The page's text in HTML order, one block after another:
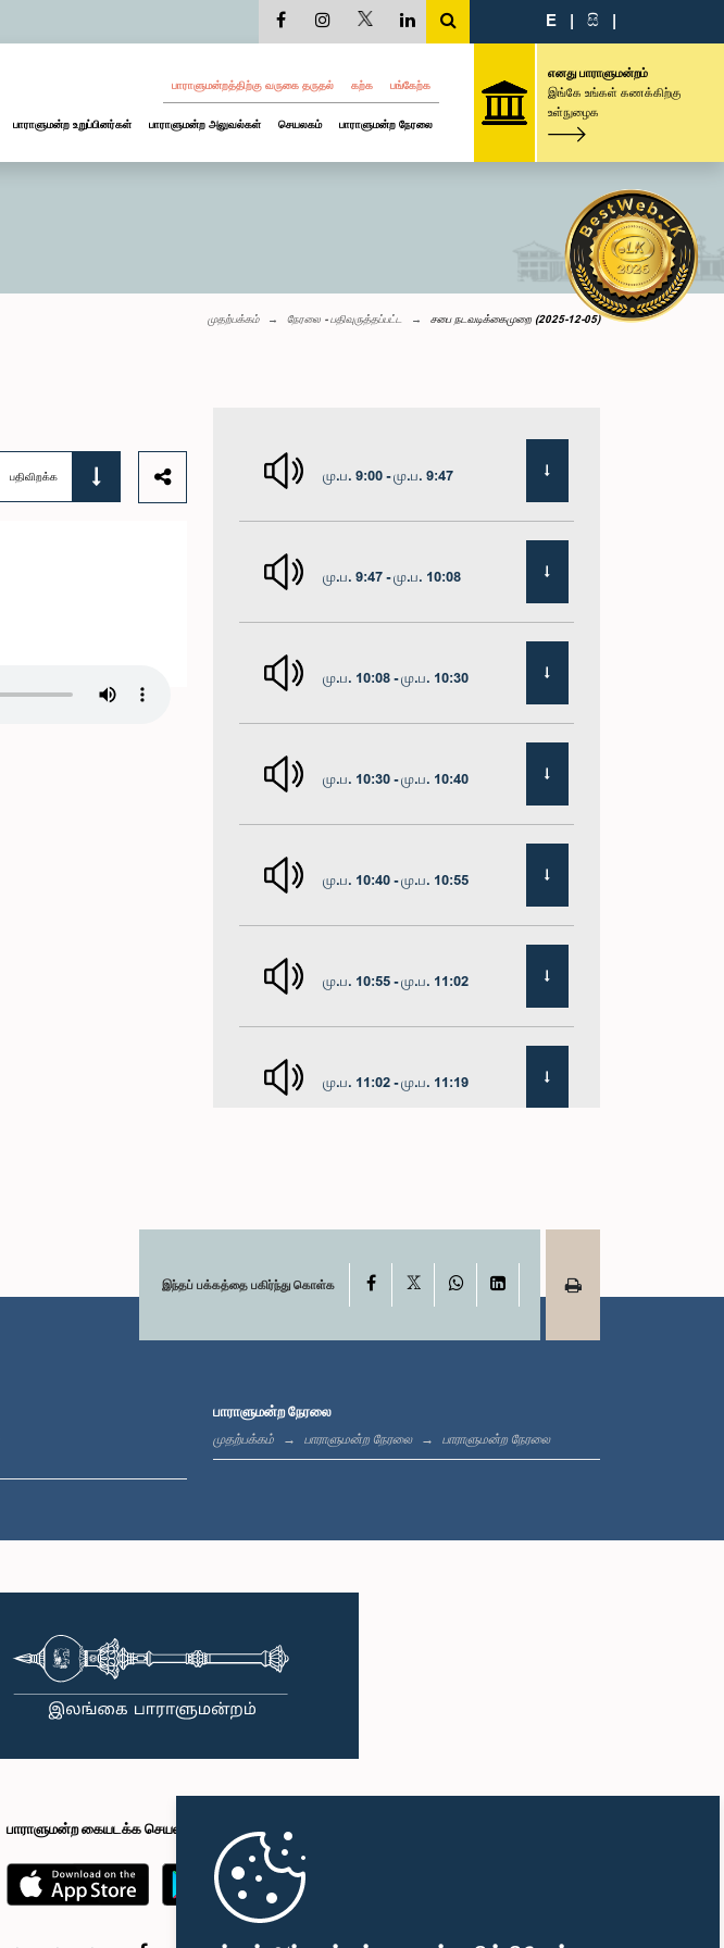
E | සි |
பாராளுமன்றத்திற்கு வருகை தருதல் கற்க பங்கேற்க
பாராளுமன்ற உறுப்பினர்கள் பாராளுமன்ற அலுவல்கள் செயலகம் பாராளுமன்ற நேரலை
எனது பாராளுமன்றம்
இங்கே உங்கள் கணக்கிற்கு
உள்நுழைக
முதற்பக்கம் நேரலை - பதிவுருத்தப்பட்ட சபை நடவடிக்கைமுறை (2025-12-05)
பதிவிறக்க மு.ப. 9:00 - மு.ப. 9:47
மு.ப. 9:47 - மு.ப. 10:08
மு.ப. 10:08 - மு.ப. 10:30
மு.ப. 10:30 - மு.ப. 10:40
மு.ப. 10:40 - மு.ப. 10:55
மு.ப. 10:55 - மு.ப. 11:02
மு.ப. 11:02 - மு.ப. 11:19
மு.ப. 11:37 - மு.ப. 11:45
இந்தப் பக்கத்தை பகிர்ந்து கொள்க Facebook WhatsAppLinkedIn
பாராளுமன்ற நேரலை
முதற்பக்கம் பாராளுமன்ற நேரலை பாராளுமன்ற நேரலை
பாராளுமன்ற கையடக்க செயலி